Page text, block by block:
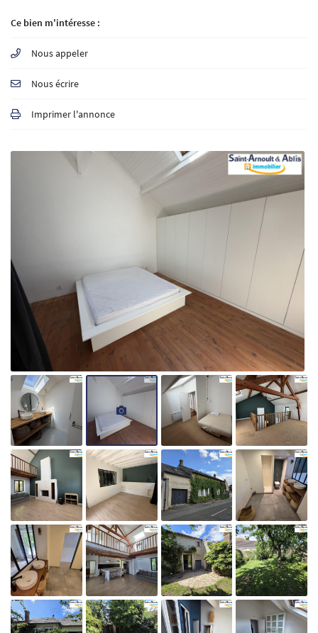
Ce bien m'intéresse :
Nous appeler
Nous écrire
Imprimer l'annonce